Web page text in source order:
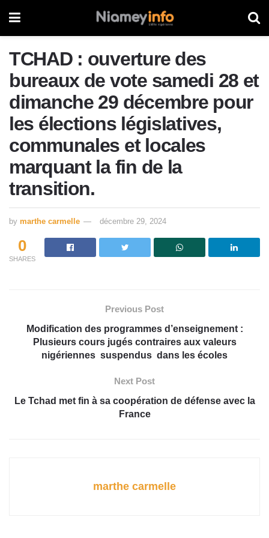
TCHAD : ouverture des
bureaux de vote samedi 28 et
dimanche 29 décembre pour
les élections législatives,
communales et locales
marquant la fin de la
transition.
by marthe carmelle décembre 29, 2024
0
SHARES
Previous Post
Modification des programmes d’enseignement :
Plusieurs cours jugés contraires aux valeurs
nigériennes suspendus dans les écoles
Next Post
Le Tchad met fin à sa coopération de défense avec la
France
marthe carmelle